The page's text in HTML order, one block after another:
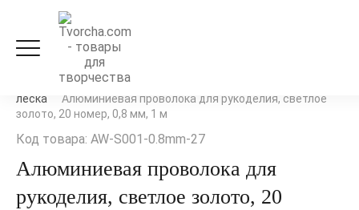
Рукоделие и флористика
леска
Алюминиевая проволока для рукоделия, светлое
золото, 20 номер, 0,8 мм, 1 м
Код товара: AW-S001-0.8mm-27
Алюминиевая проволока для
рукоделия, светлое золото, 20